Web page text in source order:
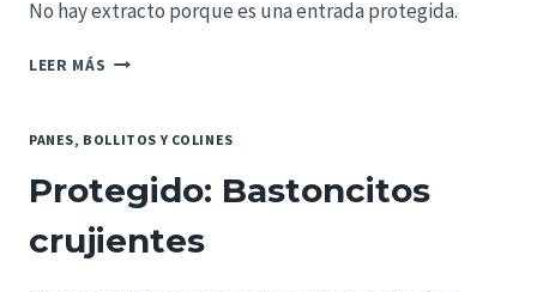
No hay extracto porque es una entrada protegida.
LEER MÁS PROTEGIDO:
PAN
PANES, BOLLITOS Y COLINES
Protegido: Bastoncitos
crujientes